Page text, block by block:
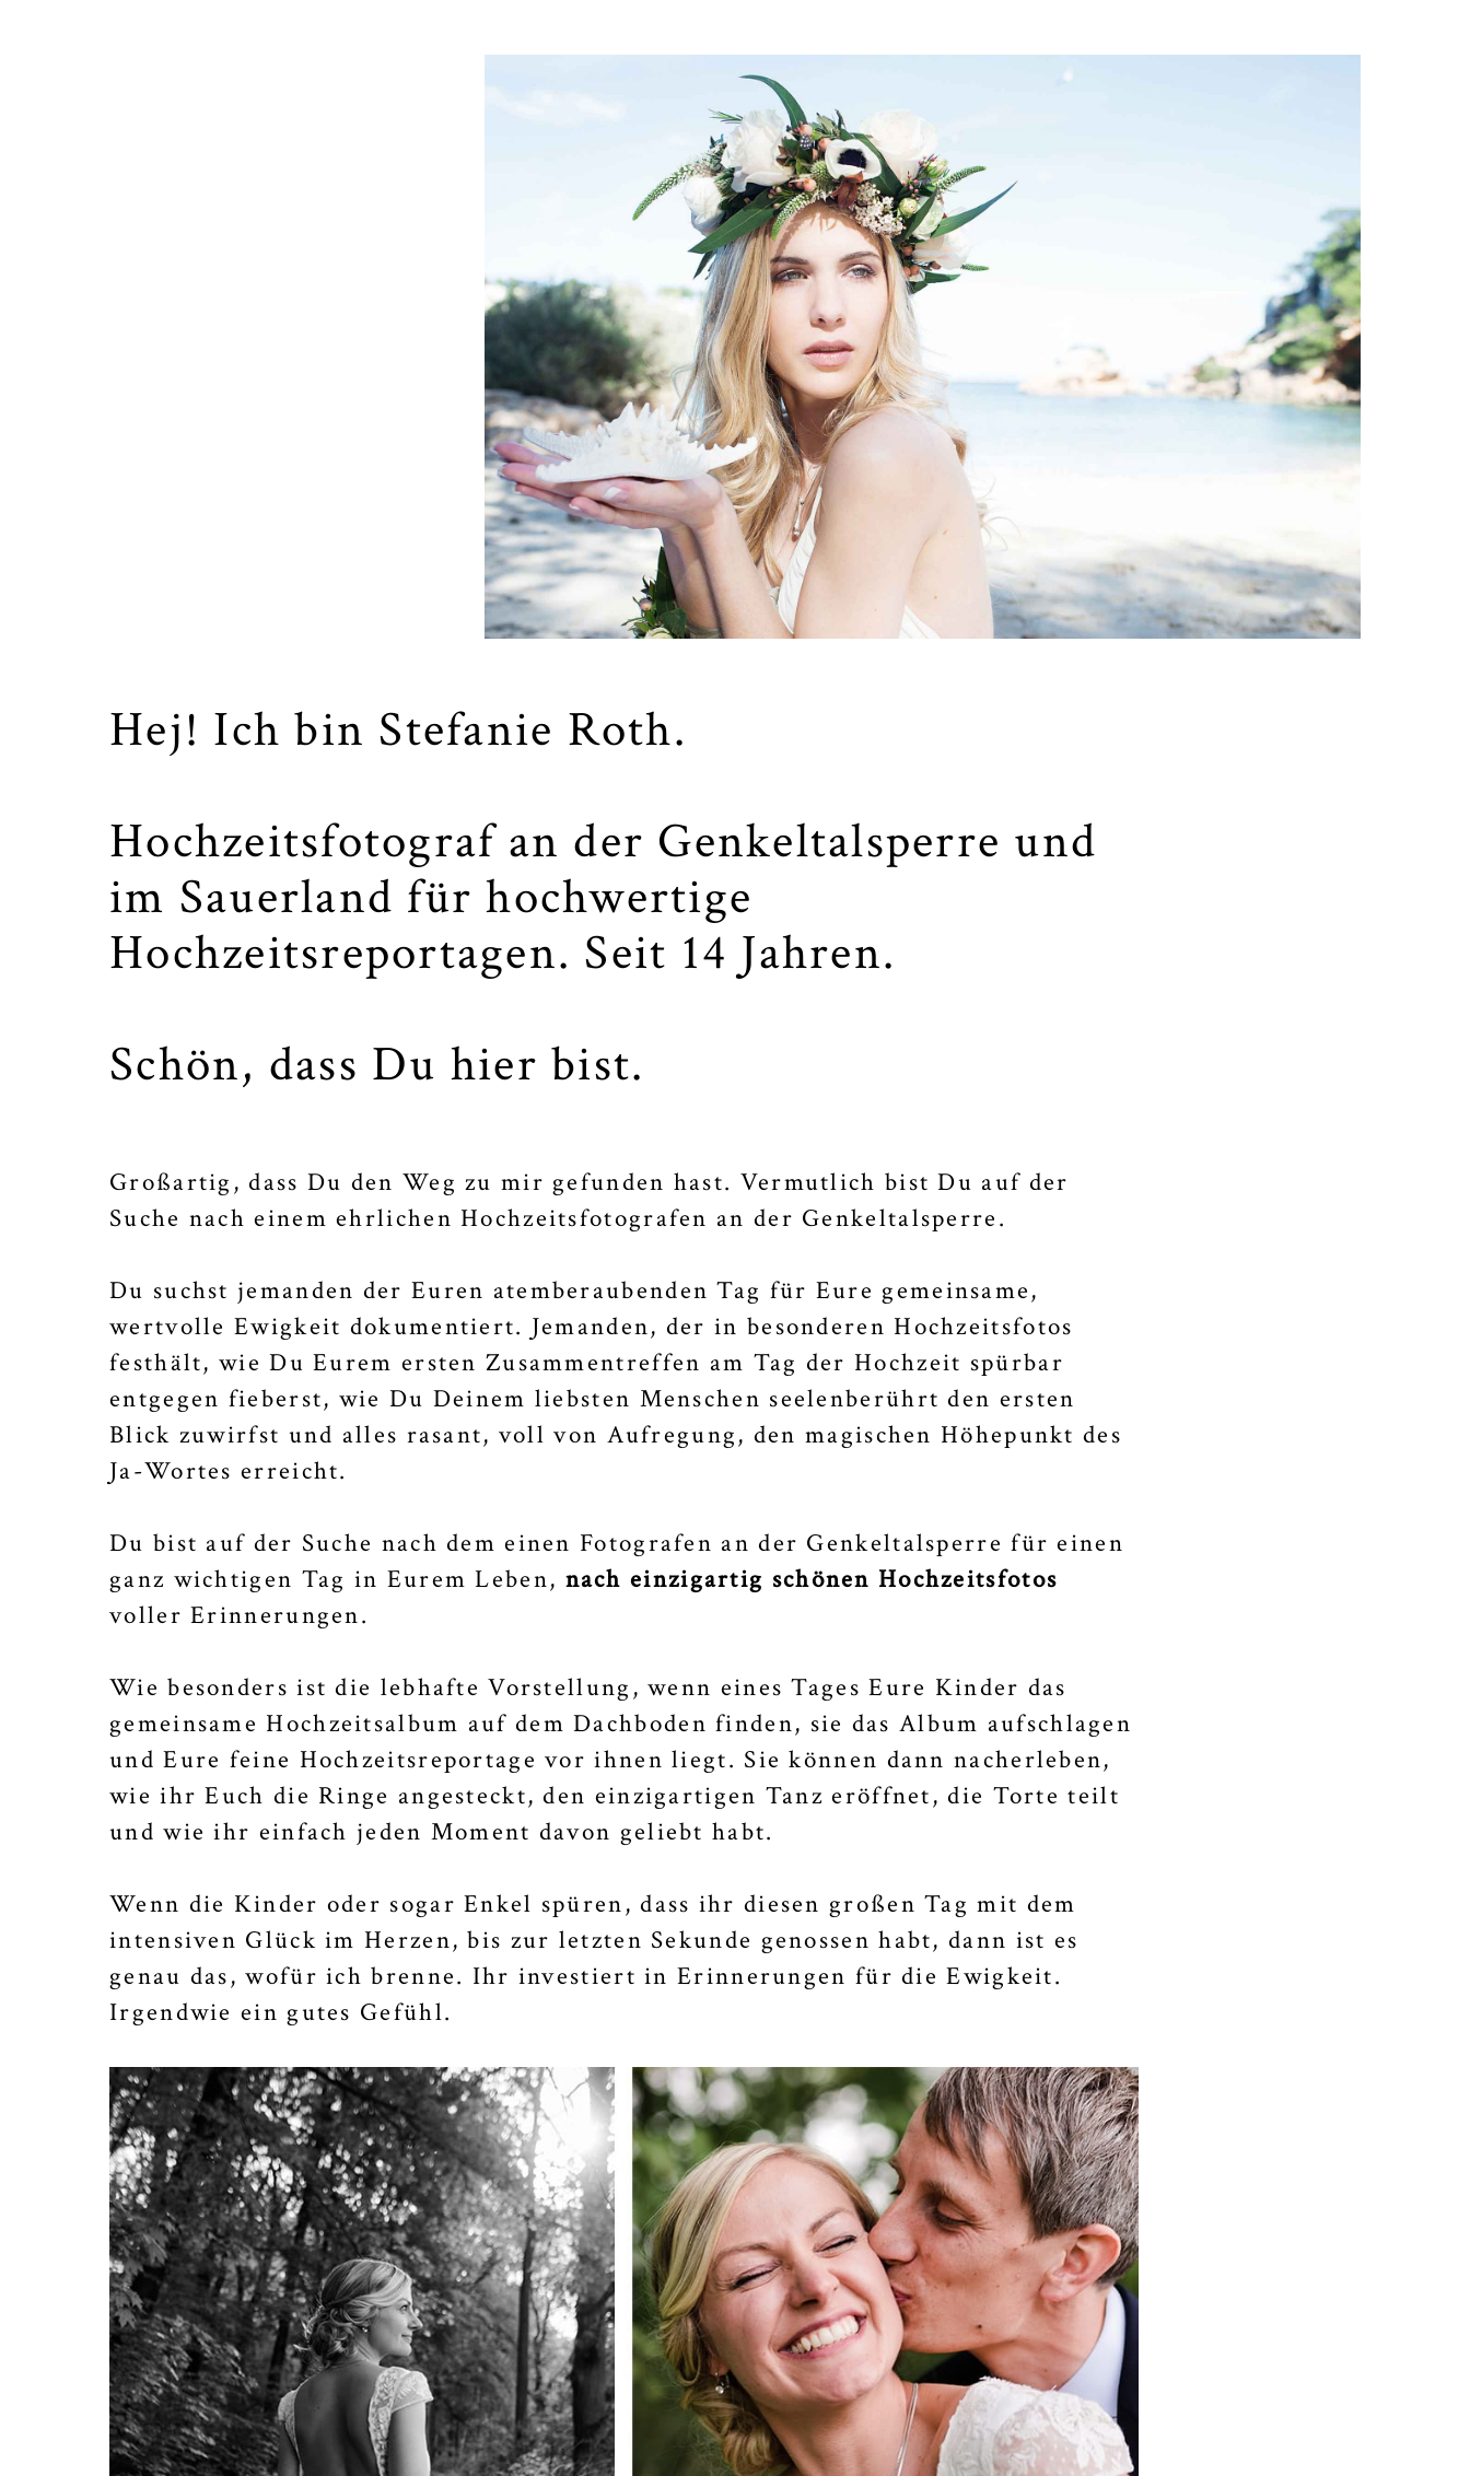
Hej! Ich bin Stefanie Roth.
Hochzeitsfotograf an der Genkeltalsperre und
im Sauerland für hochwertige
Hochzeitsreportagen. Seit 14 Jahren.
Schön, dass Du hier bist.
Großartig, dass Du den Weg zu mir gefunden hast. Vermutlich bist Du auf der
Suche nach einem ehrlichen Hochzeitsfotografen an der Genkeltalsperre.
Du suchst jemanden der Euren atemberaubenden Tag für Eure gemeinsame,
wertvolle Ewigkeit dokumentiert. Jemanden, der in besonderen Hochzeitsfotos
festhält, wie Du Eurem ersten Zusammentreffen am Tag der Hochzeit spürbar
entgegen fieberst, wie Du Deinem liebsten Menschen seelenberührt den ersten
Blick zuwirfst und alles rasant, voll von Aufregung, den magischen Höhepunkt des
Ja-Wortes erreicht.
Du bist auf der Suche nach dem einen Fotografen an der Genkeltalsperre für einen
ganz wichtigen Tag in Eurem Leben, nach einzigartig schönen Hochzeitsfotos
voller Erinnerungen.
Wie besonders ist die lebhafte Vorstellung, wenn eines Tages Eure Kinder das
gemeinsame Hochzeitsalbum auf dem Dachboden finden, sie das Album aufschlagen
und Eure feine Hochzeitsreportage vor ihnen liegt. Sie können dann nacherleben,
wie ihr Euch die Ringe angesteckt, den einzigartigen Tanz eröffnet, die Torte teilt
und wie ihr einfach jeden Moment davon geliebt habt.
Wenn die Kinder oder sogar Enkel spüren, dass ihr diesen großen Tag mit dem
intensiven Glück im Herzen, bis zur letzten Sekunde genossen habt, dann ist es
genau das, wofür ich brenne. Ihr investiert in Erinnerungen für die Ewigkeit.
Irgendwie ein gutes Gefühl.